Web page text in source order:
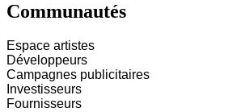
Communautés
Espace artistes
Développeurs
Campagnes publicitaires
Investisseurs
Fournisseurs